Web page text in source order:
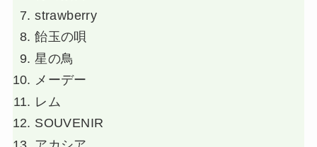
strawberry
飴玉の唄
星の鳥
メーデー
レム
SOUVENIR